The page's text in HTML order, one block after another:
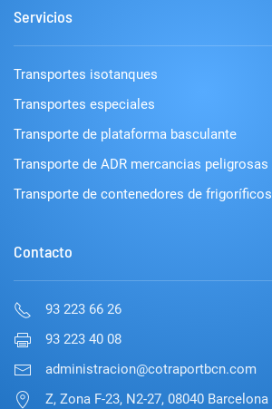
Servicios
Transportes isotanques
Transportes especiales
Transporte de plataforma basculante
Transporte de ADR mercancias peligrosas
Transporte de contenedores de frigoríficos
Contacto
93 223 66 26
93 223 40 08
administracion@cotraportbcn.com
Z, Zona F-23, N2-27, 08040 Barcelona